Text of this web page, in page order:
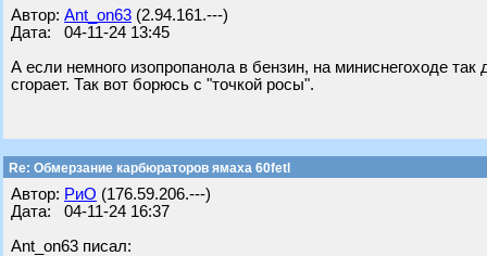
Автор: Ant_on63 (2.94.161.---)
Дата: 04-11-24 13:45
А если немного изопропанола в бензин, на миниснегоходе
сгорает. Так вот борюсь с "точкой росы".
Re: Обмерзание карбюраторов ямаха 60fetl
Автор: РиО (176.59.206.---)
Дата: 04-11-24 16:37
Ant_on63 писал: